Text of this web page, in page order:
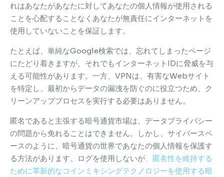
れはあなたがあなたに対してあなたの個人情報が使用される
ことを心配することなくあなたが無責任にインターネットを
使用していないことを保証します。
たとえば、単純なGoogle検索では、忘れてしまったページ
にたどり着きますが、それでもインターネットIDに脅威を与
える可能性があります。 一方、VPNは、有害なWebサイト
を特定し、最初からデータの漏洩を防ぐのに役立つため、ク
リーンアッププロセスを実行する必要はありません。
匿名であると主張する暗号通貨市場は、データプライバシー
の問題から免れることはできません。
しかし、サイバースペ
ースのように、暗号通貨の世界であなたの個人情報を保護す
る方法があります。
ログを使用しないが 、匿名性を維持する
ために革新的なコインミキシングテクノロジーを使用する暗